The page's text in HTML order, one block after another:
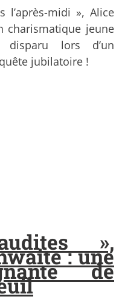
l’après-midi », Alice
charismatique jeune
disparu lors d’un
jubilatoire !
»,
: une
de